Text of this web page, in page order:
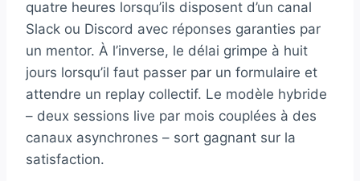
quatre heures lorsqu’ils disposent d’un canal
Slack ou Discord avec réponses garanties par
un mentor. À l’inverse, le délai grimpe à huit
jours lorsqu’il faut passer par un formulaire et
attendre un replay collectif. Le modèle hybride
– deux sessions live par mois couplées à des
canaux asynchrones – sort gagnant sur la
satisfaction.